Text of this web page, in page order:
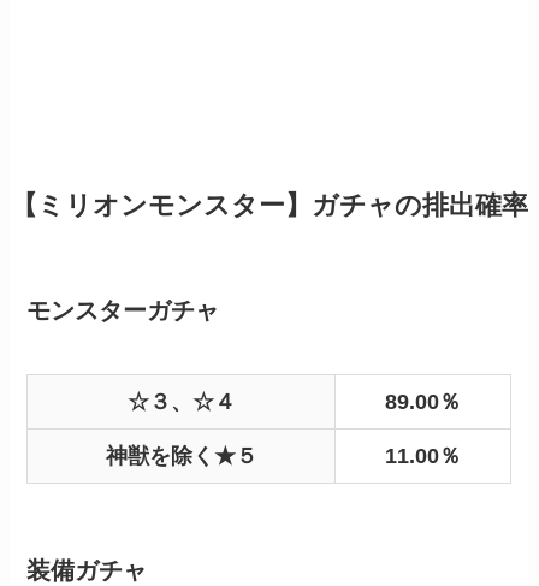
【ミリオンモンスター】ガチャの排出確率
モンスターガチャ
☆３、☆４ 89.00％
神獣を除く★５ 11.00％
装備ガチャ